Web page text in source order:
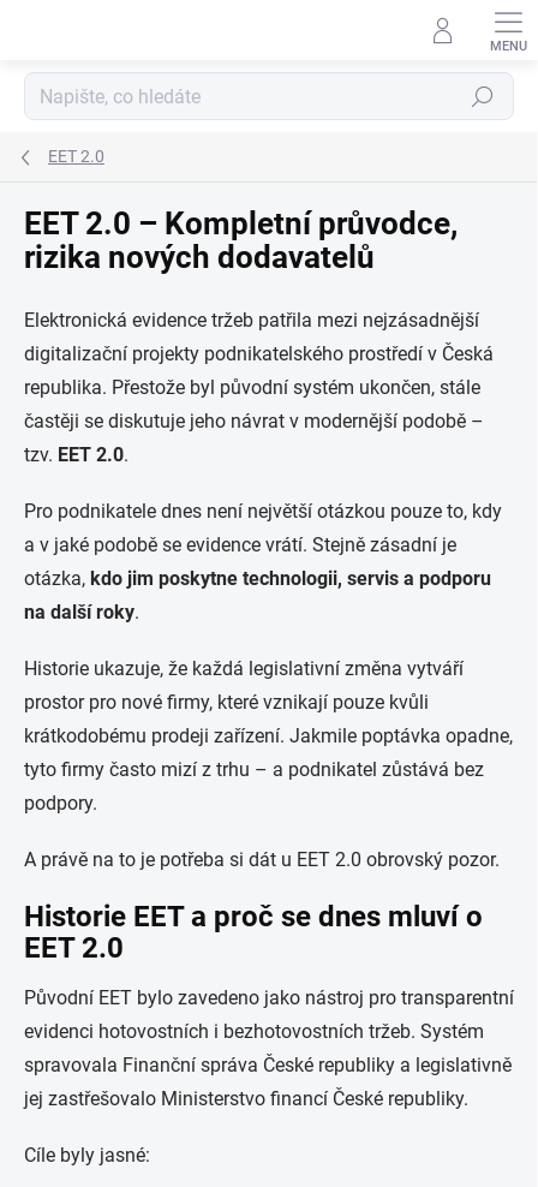
Hledat
EET 2.0
EET 2.0 – Kompletní průvodce,
rizika nových dodavatelů
Elektronická evidence tržeb patřila mezi nejzásadnější
digitalizační projekty podnikatelského prostředí v Česká
republika. Přestože byl původní systém ukončen, stále
častěji se diskutuje jeho návrat v modernější podobě –
tzv. EET 2.0.
Pro podnikatele dnes není největší otázkou pouze to, kdy
a v jaké podobě se evidence vrátí. Stejně zásadní je
otázka, kdo jim poskytne technologii, servis a podporu
na další roky.
Historie ukazuje, že každá legislativní změna vytváří
prostor pro nové firmy, které vznikají pouze kvůli
krátkodobému prodeji zařízení. Jakmile poptávka opadne,
tyto firmy často mizí z trhu – a podnikatel zůstává bez
podpory.
A právě na to je potřeba si dát u EET 2.0 obrovský pozor.
Historie EET a proč se dnes mluví o
EET 2.0
Původní EET bylo zavedeno jako nástroj pro transparentní
evidenci hotovostních i bezhotovostních tržeb. Systém
spravovala Finanční správa České republiky a legislativně
jej zastřešovalo Ministerstvo financí České republiky.
Cíle byly jasné: